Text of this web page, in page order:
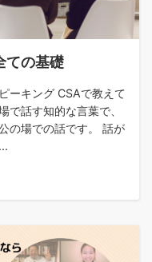
ての基礎
ーキング CSAで教えて
で話す知的な言葉で、
の場での話です。 話が